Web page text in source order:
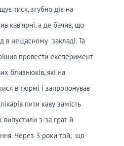
тиск, згубно діє на
кав’ярні, а де бачив, що
в нещасному закладі. Та
провести експеримент
близнюків, які на
в тюрмі і запропонував
пити каву замість
випустили з-за грат й
Через 3 роки той, що